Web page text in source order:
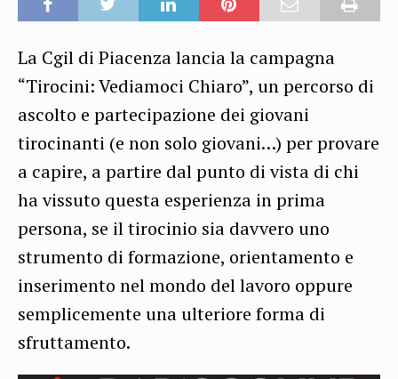
La Cgil di Piacenza lancia la campagna
“Tirocini: Vediamoci Chiaro”, un percorso di
ascolto e partecipazione dei giovani
tirocinanti (e non solo giovani…) per provare
a capire, a partire dal punto di vista di chi
ha vissuto questa esperienza in prima
persona, se il tirocinio sia davvero uno
strumento di formazione, orientamento e
inserimento nel mondo del lavoro oppure
semplicemente una ulteriore forma di
sfruttamento.